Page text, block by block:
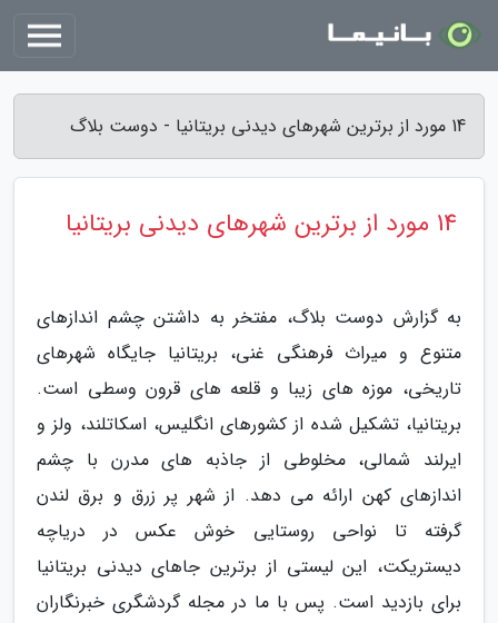
14 مورد از برترین شهرهای دیدنی بریتانیا - دوست بلاگ
14 مورد از برترین شهرهای دیدنی بریتانیا
به گزارش دوست بلاگ، مفتخر به داشتن چشم اندازهای
متنوع و میراث فرهنگی غنی، بریتانیا جایگاه شهرهای
تاریخی، موزه های زیبا و قلعه های قرون وسطی است.
بریتانیا، تشکیل شده از کشورهای انگلیس، اسکاتلند، ولز و
ایرلند شمالی، مخلوطی از جاذبه های مدرن با چشم
اندازهای کهن ارائه می دهد. از شهر پر زرق و برق لندن
گرفته تا نواحی روستایی خوش عکس در دریاچه
دیستریکت، این لیستی از برترین جاهای دیدنی بریتانیا
برای بازدید است. پس با ما در مجله گردشگری خبرنگاران